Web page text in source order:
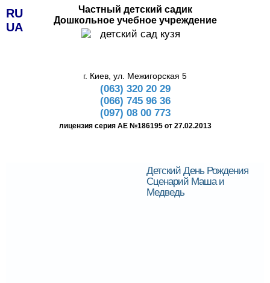
RU
UA
Частный детский садик
Дошкольное учебное учреждение
г. Киев, ул. Межигорская 5
(063) 320 20 29
(066) 745 96 36
(097) 08 00 773
лицензия серия АЕ №186195 от 27.02.2013
Детский День Рождения
Сценарий Маша и
Медведь